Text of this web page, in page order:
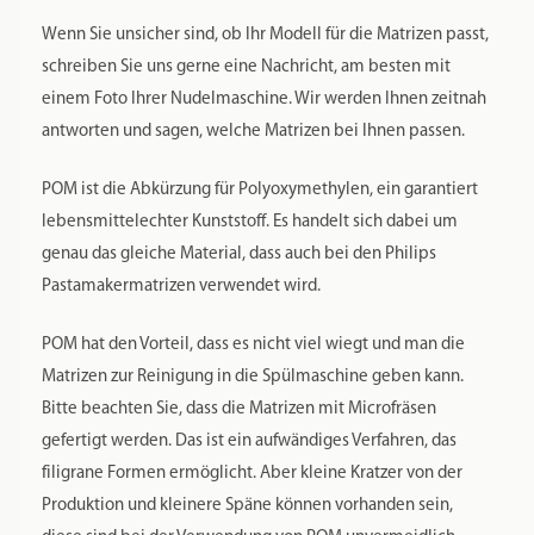
Wenn Sie unsicher sind, ob Ihr Modell für die Matrizen passt,
schreiben Sie uns gerne eine Nachricht, am besten mit
einem Foto Ihrer Nudelmaschine. Wir werden Ihnen zeitnah
POM ist die Abkürzung für Polyoxymethylen, ein garantiert
lebensmittelechter Kunststoff. Es handelt sich dabei um
genau das gleiche Material, dass auch bei den Philips
POM hat den Vorteil, dass es nicht viel wiegt und man die
Matrizen zur Reinigung in die Spülmaschine geben kann.
Bitte beachten Sie, dass die Matrizen mit Microfräsen
gefertigt werden. Das ist ein aufwändiges Verfahren, das
filigrane Formen ermöglicht. Aber kleine Kratzer von der